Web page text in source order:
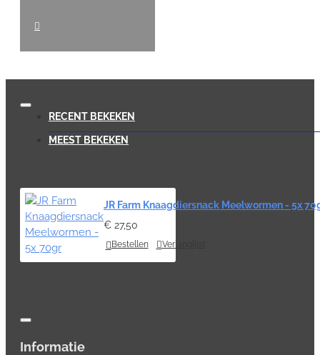
RECENT BEKEKEN
MEEST BEKEKEN
JR Farm Knaagdiersnack Meelwormen - 5x
€ 27,50
Bestellen Verlanglijst
Informatie